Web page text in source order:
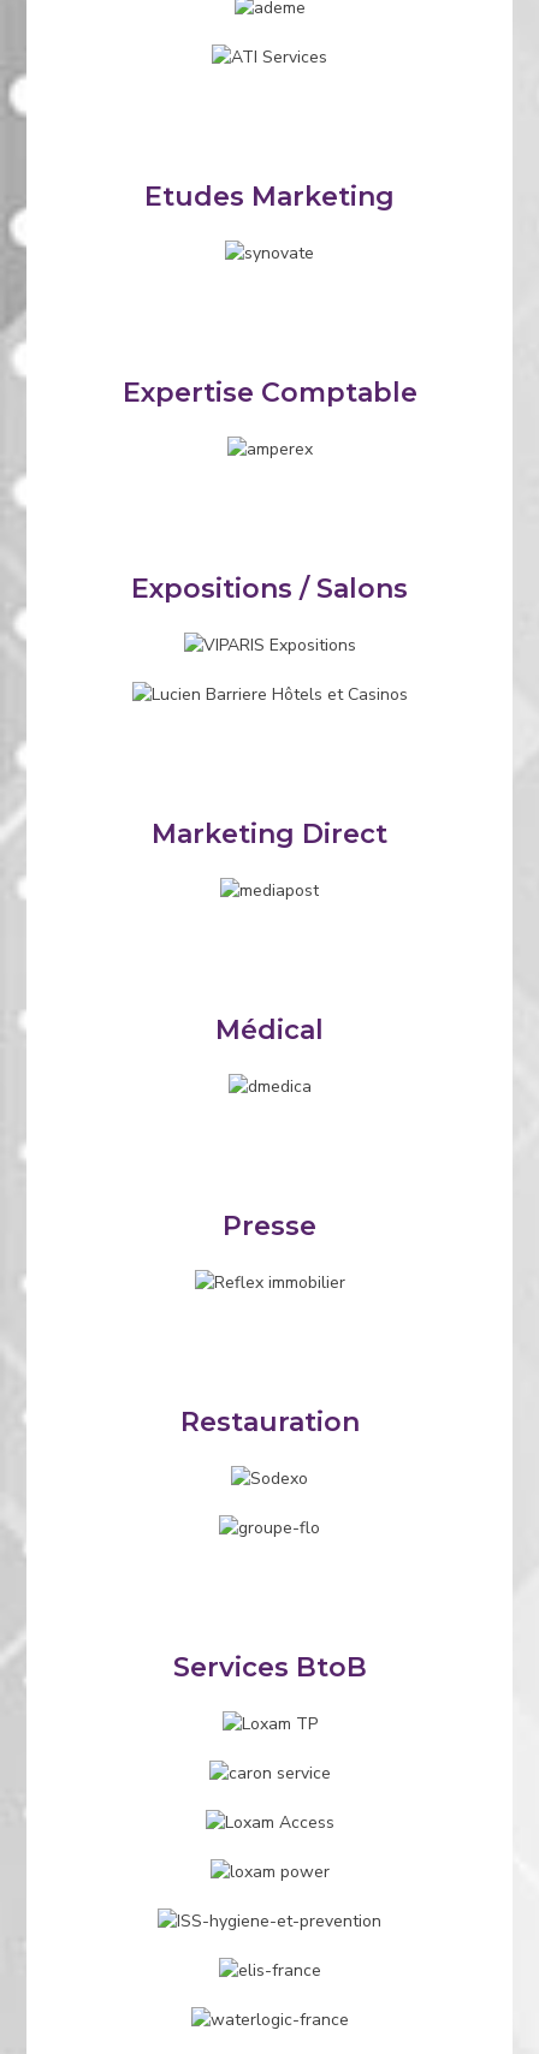
Etudes Marketing
Expertise Comptable
Expositions / Salons
Marketing Direct
Médical
Presse
Restauration
Services BtoB